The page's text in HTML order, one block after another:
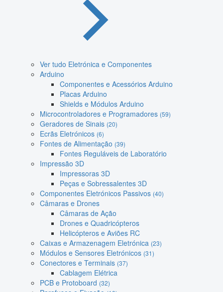
Ver tudo Eletrónica e Componentes
Arduino
Componentes e Acessórios Arduino
Placas Arduino
Shields e Módulos Arduino
Microcontroladores e Programadores (59)
Geradores de Sinais (20)
Ecrãs Eletrónicos (6)
Fontes de Alimentação (39)
Fontes Reguláveis de Laboratório
Impressão 3D
Impressoras 3D
Peças e Sobressalentes 3D
Componentes Eletrónicos Passivos (40)
Câmaras e Drones
Câmaras de Ação
Drones e Quadricópteros
Helicópteros e Aviões RC
Caixas e Armazenagem Eletrónica (23)
Módulos e Sensores Eletrónicos (31)
Conectores e Terminais (37)
Cablagem Elétrica
PCB e Protoboard (32)